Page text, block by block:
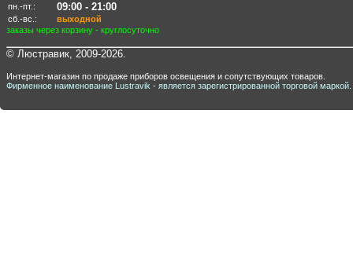
пн.-пт.: 09:00 - 21:00
сб.-вс.:
выходной
заказы через корзину - круглосуточно
© Люстравик, 2009-2026.
Интернет-магазин по продаже приборов освещения и сопутствующих товаров.
Фирменное наименование Lustravik - является зарегистрированной торговой